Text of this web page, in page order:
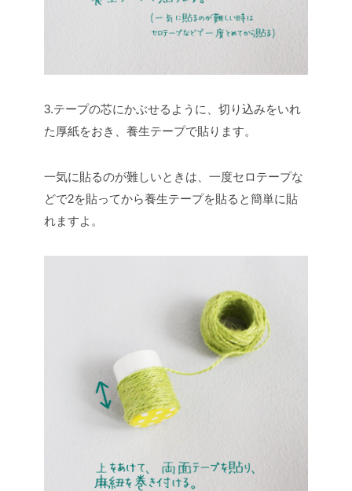
3.テープの芯にかぶせるように、切り込みをいれ
た厚紙をおき、養生テープで貼ります。
一気に貼るのが難しいときは、一度セロテープな
どで2を貼ってから養生テープを貼ると簡単に貼
れますよ。